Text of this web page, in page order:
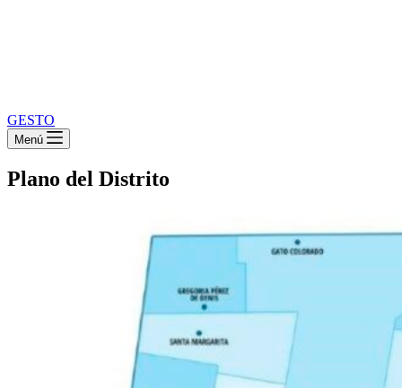
GESTO
Menú
Plano del Distrito